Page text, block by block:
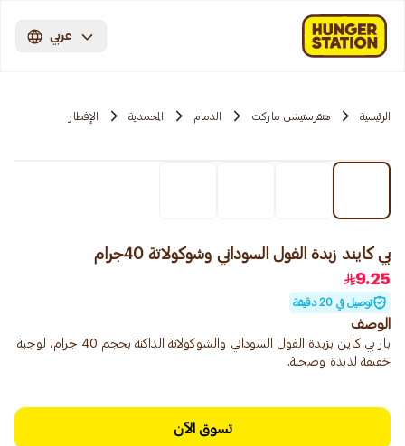
عربي
الرئيسية هنقرستيشن ماركت الدمام المحمدية الإفطار
بي كايند زبدة الفول السوداني وشوكولاتة 40جرام
9.25
توصيل في 20 دقيقة
الوصف
بار بي كاين بزبدة الفول السوداني والشوكولاتة الداكنة بحجم 40 جرام، لوجبة
خفيفة لذيذة وصحية.
تسوق الآن